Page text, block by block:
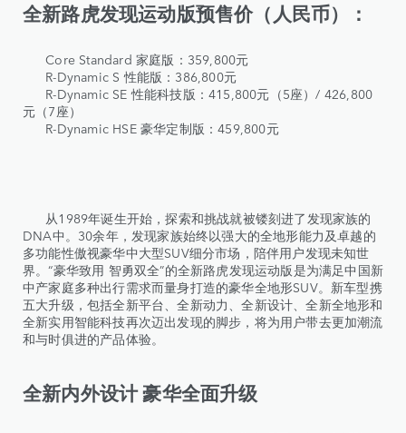
全新路虎发现运动版预售价（人民币）：
Core Standard 家庭版：359,800元
R-Dynamic S 性能版：386,800元
R-Dynamic SE 性能科技版：415,800元（5座）/ 426,800
元（7座）
R-Dynamic HSE 豪华定制版：459,800元
从1989年诞生开始，探索和挑战就被镂刻进了发现家族的
DNA中。30余年，发现家族始终以强大的全地形能力及卓越的
多功能性傲视豪华中大型SUV细分市场，陪伴用户发现未知世
界。“豪华致用 智勇双全”的全新路虎发现运动版是为满足中国新
中产家庭多种出行需求而量身打造的豪华全地形SUV。新车型携
五大升级，包括全新平台、全新动力、全新设计、全新全地形和
全新实用智能科技再次迈出发现的脚步，将为用户带去更加潮流
和与时俱进的产品体验。
全新内外设计 豪华全面升级